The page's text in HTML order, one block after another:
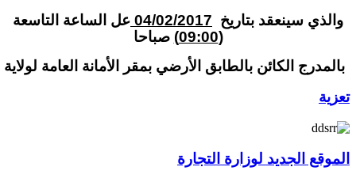
سينعقد بتاريخ 04/02/2017 عل الساعة التاسعة
صباحا
الكائن بالطابق الأرضي بمقر الأمانة العامة لولاية إيليزي
لوزارة التجارة